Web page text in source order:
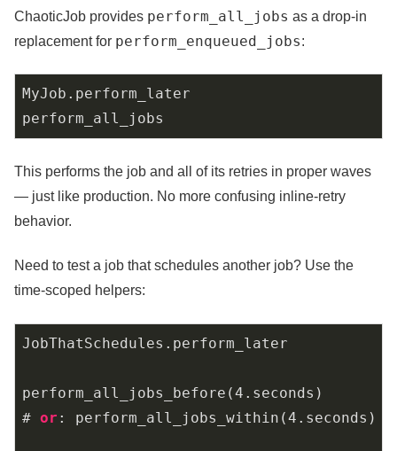
ChaoticJob provides perform_all_jobs as a drop-in
replacement for perform_enqueued_jobs:
MyJob . perform_later
perform_all_jobs
This performs the job and all of its retries in proper waves
— just like production. No more confusing inline-retry
behavior.
Need to test a job that schedules another job? Use the
time-scoped helpers:
JobThatSchedules . perform_later
perform _all_jobs_before(4. seconds )
# or : perform _all_jobs_within(4. seconds )